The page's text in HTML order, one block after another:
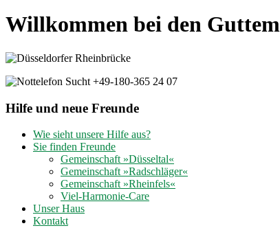
Willkommen bei den
Hilfe und neue Freunde
Wie sieht unsere Hilfe aus?
Sie finden Freunde
Gemeinschaft »Düsseltal«
Gemeinschaft »Radschläger«
Gemeinschaft »Rheinfels«
Viel-Harmonie-Care
Unser Haus
Kontakt